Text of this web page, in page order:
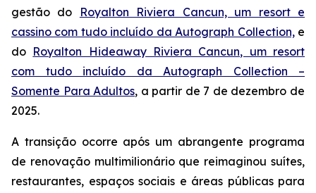
gestão do
Royalton Riviera Cancun, um resort e
cassino com tudo incluído da Autograph Collection,e
do Royalton Hideaway Riviera Cancun, um resort
com tudo incluído da Autograph Collection –
Somente Para Adultos, a partir de 7 de dezembro de
2025.
A transição ocorre após um abrangente programa
de renovação multimilionário que reimaginou suítes,
restaurantes, espaços sociais e áreas públicas para